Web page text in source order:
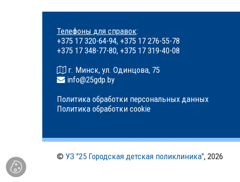
Телефоны для справок:
+375 17 320-64-94, +375 17 276-55-78
+375 17 348-77-80, +375 17 319-40-08
г. Минск, ул. Одинцова, 75
info@25gdp.by
Политика обработки персональных данных
Политика обработки cookie
© УЗ "25 Городская детская поликлиника", 2026